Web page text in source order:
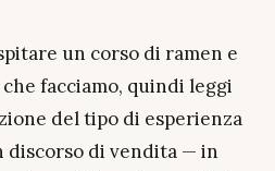
un corso di ramen e
facciamo, quindi leggi
deltipo di esperienza
discorso di vendita — in